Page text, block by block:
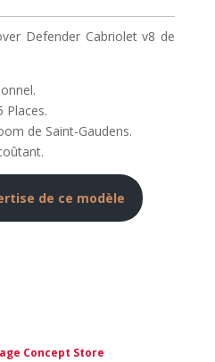
Defender Cabriolet v8 de
Places.
de Saint-Gaudens.
de ce modèle
Concept Store